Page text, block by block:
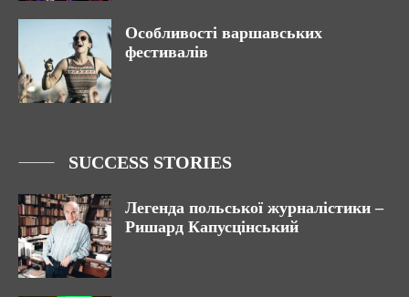
Особливості варшавських
фестивалів
SUCCESS STORIES
Легенда польської журналістики –
Ришард Капусцінський